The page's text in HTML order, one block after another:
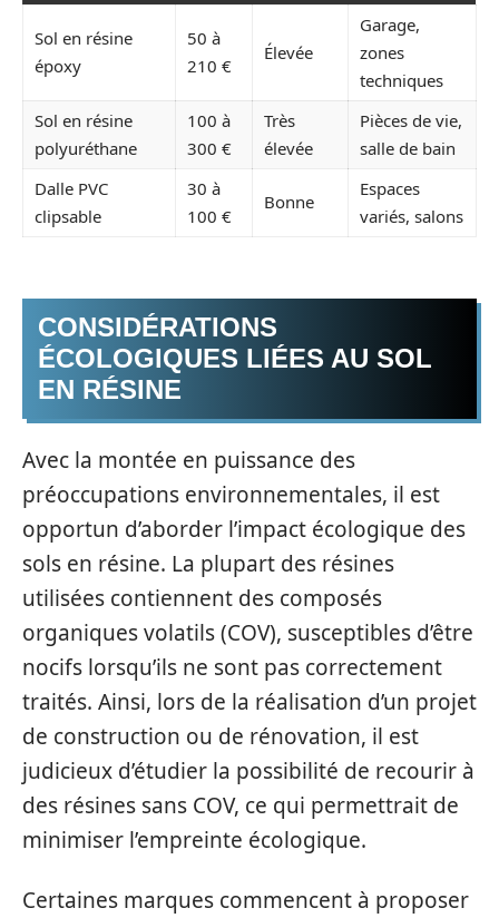
Sol en résine
époxy
50 à
210 €
Élevée
Garage,
zones
techniques
Sol en résine
polyuréthane
100 à
300 €
Très
élevée
Pièces de vie,
salle de bain
Dalle PVC
clipsable
30 à
100 €
Bonne
Espaces
variés, salons
CONSIDÉRATIONS
ÉCOLOGIQUES LIÉES AU SOL
EN RÉSINE
Avec la montée en puissance des
préoccupations environnementales, il est
opportun d’aborder l’impact écologique des
sols en résine. La plupart des résines
utilisées contiennent des composés
organiques volatils (COV), susceptibles d’être
nocifs lorsqu’ils ne sont pas correctement
traités. Ainsi, lors de la réalisation d’un projet
de construction ou de rénovation, il est
judicieux d’étudier la possibilité de recourir à
des résines sans COV, ce qui permettrait de
minimiser l’empreinte écologique.
Certaines marques commencent à proposer